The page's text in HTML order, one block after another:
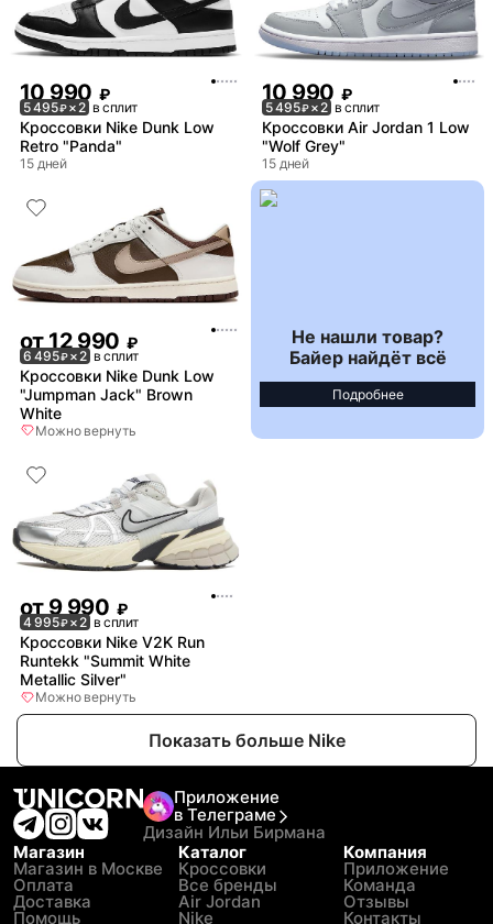
10 990 ₽
5 495₽× 2 в сплит
Кроссовки Nike Dunk Low
Retro "Panda"
15 дней
10 990 ₽
5 495₽× 2 в сплит
Кроссовки Air Jordan 1 Low
"Wolf Grey"
15 дней
от 12 990 ₽
6 495₽× 2 в сплит
Кроссовки Nike Dunk Low
"Jumpman Jack" Brown
White
Можно вернуть
Не нашли товар?
Байер найдёт всё
Подробнее
от9 990 ₽
4 995₽× 2 в сплит
Кроссовки Nike V2K Run
Runtekk "Summit White
Metallic Silver"
Можно вернуть
Показать больше Nike
Приложение
в Телеграме
Дизайн Ильи Бирмана
Магазин
Магазин в Москве
Оплата
Доставка
Помощь
Каталог
Кроссовки
Все бренды
Air Jordan
Nike
Компания
Приложение
Команда
Отзывы
Контакты